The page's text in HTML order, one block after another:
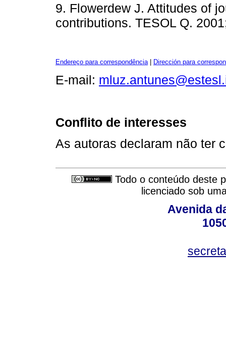
9. Flowerdew J. Attitudes of
contributions. TESOL Q.
Endereço para correspondência| Dirección para
E-mail:
Conflito de interesses
As autoras declaram não ter
Todo o conteúdo deste
licenciado sob
Avenida